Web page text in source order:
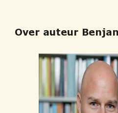
Over auteur